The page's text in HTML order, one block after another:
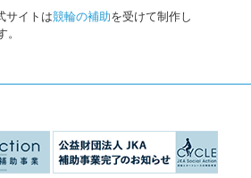
サイトは競輪の補助を受けて制作し
。